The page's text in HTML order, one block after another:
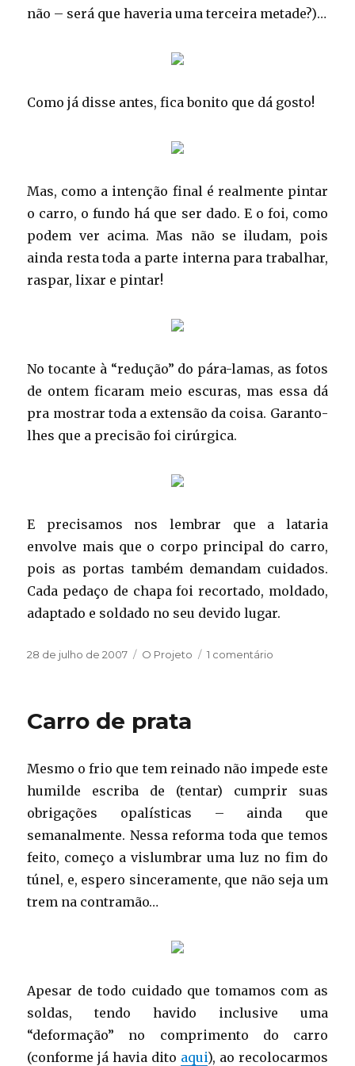
não – será que haveria uma terceira metade?)…
Como já disse antes, fica bonito que dá gosto!
Mas, como a intenção final é realmente pintar
o carro, o fundo há que ser dado. E o foi, como
podem ver acima. Mas não se iludam, pois
ainda resta toda a parte interna para trabalhar,
raspar, lixar e pintar!
No tocante à “redução” do pára-lamas, as fotos
de ontem ficaram meio escuras, mas essa dá
pra mostrar toda a extensão da coisa. Garanto-
lhes que a precisão foi cirúrgica.
E precisamos nos lembrar que a lataria
envolve mais que o corpo principal do carro,
pois as portas também demandam cuidados.
Cada pedaço de chapa foi recortado, moldado,
adaptado e soldado no seu devido lugar.
Publicado
28 de julho de 2007 Categorias
O Projeto 1 comentário
outra
metade
Carro de prata
Mesmo o frio que tem reinado não impede este
humilde escriba de (tentar) cumprir suas
obrigações opalísticas – ainda que
semanalmente. Nessa reforma toda que temos
feito, começo a vislumbrar uma luz no fim do
túnel, e, espero sinceramente, que não seja um
trem na contramão…
Apesar de todo cuidado que tomamos com as
soldas, tendo havido inclusive uma
“deformação” no comprimento do carro
(conforme já havia dito aqui), ao recolocarmos